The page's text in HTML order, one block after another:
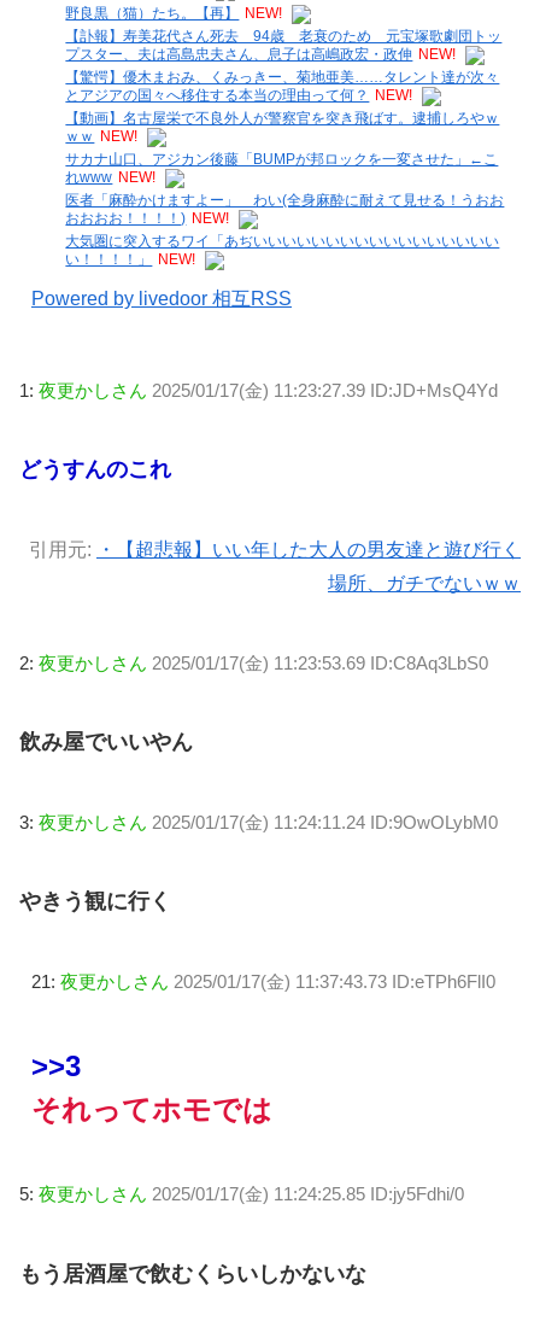
野良黒（猫）たち。【再】
NEW!
【訃報】寿美花代さん死去 94歳 老衰のため 元宝塚歌劇団トッ
プスター、夫は高島忠夫さん、息子は高嶋政宏・政伸 NEW!
【驚愕】優木まおみ、くみっきー、菊地亜美……タレント達が次々
とアジアの国々へ移住する本当の理由って何？
NEW!
【動画】名古屋栄で不良外人が警察官を突き飛ばす。逮捕しろやｗ
ｗｗ NEW!
サカナ山口、アジカン後藤「BUMPが邦ロックを一変させた」←こ
れwww NEW!
医者「麻酔かけますよー」 わい(全身麻酔に耐えて見せる！うおお
おおおお！！！！) NEW!
大気圏に突入するワイ「あぢいいいいいいいいいいいいいいいいい
い！！！！」
NEW!
Powered by livedoor 相互RSS
1: 夜更かしさん 2025/01/17(金) 11:23:27.39 ID:JD+MsQ4Yd
どうすんのこれ
引用元:
・【超悲報】いい年した大人の男友達と遊び行く
場所、ガチでないｗｗ
2: 夜更かしさん 2025/01/17(金) 11:23:53.69 ID:C8Aq3LbS0
飲み屋でいいやん
3: 夜更かしさん 2025/01/17(金) 11:24:11.24 ID:9OwOLybM0
やきう観に行く
21: 夜更かしさん 2025/01/17(金) 11:37:43.73 ID:eTPh6FlI0
>>3
それってホモでは
5: 夜更かしさん 2025/01/17(金) 11:24:25.85 ID:jy5Fdhi/0
もう居酒屋で飲むくらいしかないな